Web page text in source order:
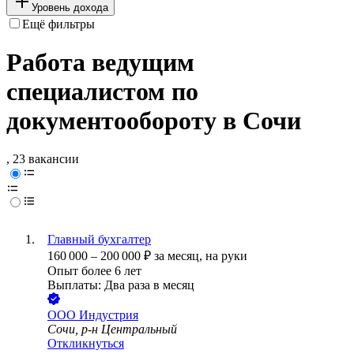
Уровень дохода
Ещё фильтры
Работа ведущим
специалистом по
документообороту в Сочи
, 23 вакансии
Главный бухгалтер
160 000 – 200 000 ₽ за месяц, на руки
Опыт более 6 лет
Выплаты: Два раза в месяц
ООО Индустрия
Сочи, р-н Центральный
Откликнуться